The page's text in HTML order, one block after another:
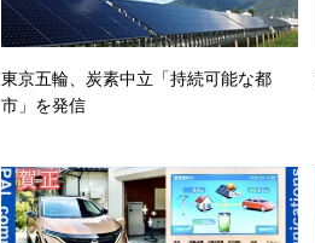
東京五輪、炭素中立「持続可能な都
市」を発信